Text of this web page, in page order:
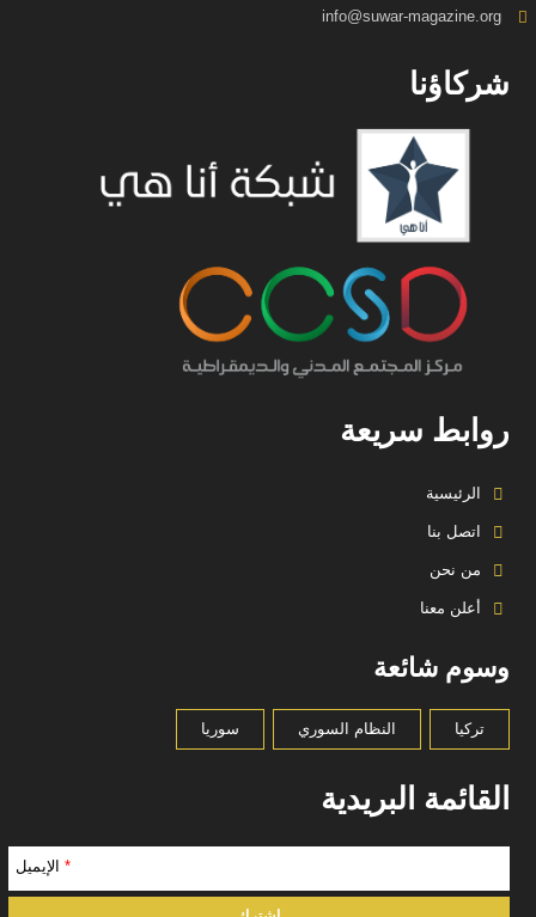
info@suwar-magazine.org
شركاؤنا
روابط سريعة
الرئيسية
اتصل بنا
من نحن
أعلن معنا
وسوم شائعة
تركيا النظام السوري سوريا
القائمة البريدية
* الإيميل